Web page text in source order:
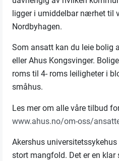
ligger i umiddelbar nærhet til
Nordbyhagen.
Som ansatt kan du leie bolig
eller Ahus Kongsvinger.
roms til 4- roms leiligheter i
småhus.
Les mer om alle våre tilbud
www.ahus.no/om-oss/
Akershus
stort mangfold. Det er en klar